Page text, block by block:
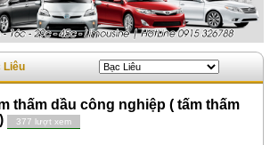
Liêu
thấm dầu công nghiệp ( tấm thấm
377 lượt xem